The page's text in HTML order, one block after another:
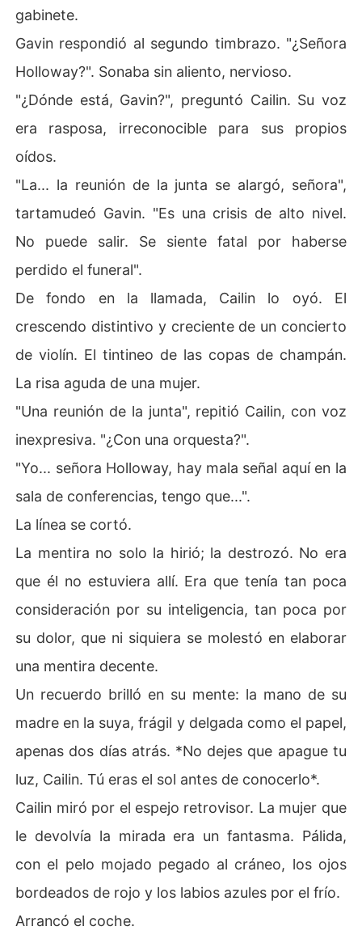
gabinete.
Gavin respondió al segundo timbrazo. "¿Señora
Holloway?". Sonaba sin aliento, nervioso.
"¿Dónde está, Gavin?", preguntó Cailin. Su voz
era rasposa, irreconocible para sus propios
oídos.
"La... la reunión de la junta se alargó, señora",
tartamudeó Gavin. "Es una crisis de alto nivel.
No puede salir. Se siente fatal por haberse
perdido el funeral".
De fondo en la llamada, Cailin lo oyó. El
crescendo distintivo y creciente de un concierto
de violín. El tintineo de las copas de champán.
La risa aguda de una mujer.
"Una reunión de la junta", repitió Cailin, con voz
inexpresiva. "¿Con una orquesta?".
"Yo... señora Holloway, hay mala señal aquí en la
sala de conferencias, tengo que...".
La línea se cortó.
La mentira no solo la hirió; la destrozó. No era
que él no estuviera allí. Era que tenía tan poca
consideración por su inteligencia, tan poca por
su dolor, que ni siquiera se molestó en elaborar
una mentira decente.
Un recuerdo brilló en su mente: la mano de su
madre en la suya, frágil y delgada como el papel,
apenas dos días atrás. *No dejes que apague tu
luz, Cailin. Tú eras el sol antes de conocerlo*.
Cailin miró por el espejo retrovisor. La mujer que
le devolvía la mirada era un fantasma. Pálida,
con el pelo mojado pegado al cráneo, los ojos
bordeados de rojo y los labios azules por el frío.
Arrancó el coche.